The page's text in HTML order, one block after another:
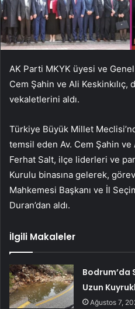
AK Parti MKYK üyesi ve Genel
Cem Şahin ve Ali
vekaletlerini aldı.
Türkiye Büyük Millet
temsil eden Av. Cem Şahin ve
Ferhat Salt, ilçe liderleri ve
Kurulu binasına gelerek,
Mahkemesi Başkanı ve İl
Duran’dan aldı.
İlgili Makaleler
Bodrum’da
Uzun
Ağustos 7,